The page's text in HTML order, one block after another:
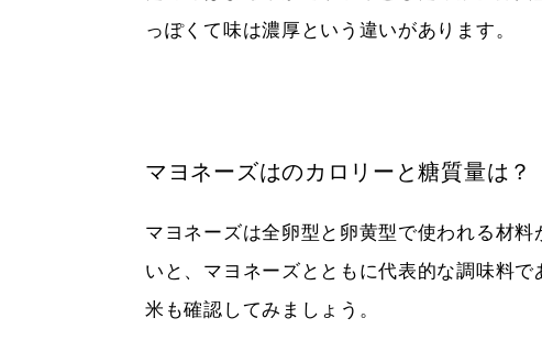
っぽくて味は濃厚という違いがあります。
マヨネーズはのカロリーと糖質量は？
マヨネーズは全卵型と卵黄型で使われる材
いと、マヨネーズとともに代表的な調味料
米も確認してみましょう。